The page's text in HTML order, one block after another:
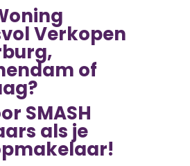
Verkopen
of
SMASH
als je